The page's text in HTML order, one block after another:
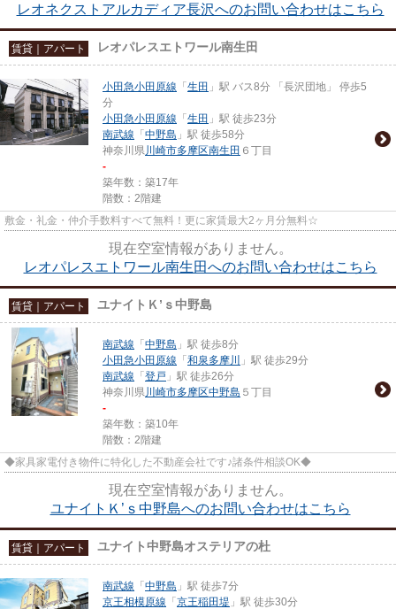
レオネクストアルカディア長沢へのお問い合わせはこちら
賃貸｜アパート レオパレスエトワール南生田
小田急小田原線 「 生田 」駅 バス8分 「長沢団地」 停歩5
分
小田急小田原線 「 生田 」駅 徒歩23分
南武線 「 中野島 」駅 徒歩58分
神奈川県川崎市多摩区南生田 ６丁目
-
築年数：築17年
階数：2階建
敷金・礼金・仲介手数料すべて無料！更に家賃最大2ヶ月分無料☆
現在空室情報がありません。
レオパレスエトワール南生田へのお問い合わせはこちら
賃貸｜アパート ユナイトＫ’ｓ中野島
南武線 「 中野島 」駅 徒歩8分
小田急小田原線 「 和泉多摩川
」駅 徒歩29分
南武線 「 登戸 」駅 徒歩26分
神奈川県川崎市多摩区中野島 ５丁目
-
築年数：築10年
階数：2階建
◆家具家電付き物件に特化した不動産会社です♪諸条件相談OK◆
現在空室情報がありません。
ユナイトＫ’ｓ中野島へのお問い合わせはこちら
賃貸｜アパート ユナイト中野島オステリアの杜
南武線 「 中野島 」駅 徒歩7分
京王相模原線 「 京王稲田堤 」駅 徒歩30分